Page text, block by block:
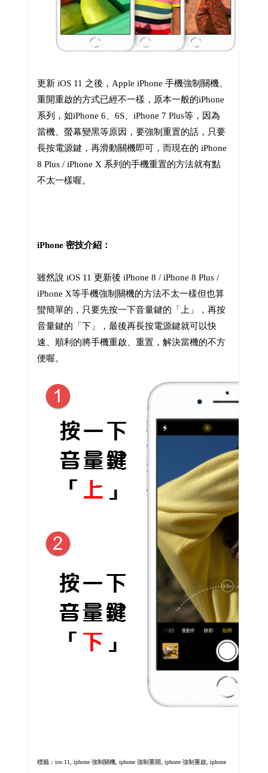
更新 iOS 11 之後，Apple iPhone 手機強制關機、
重開重啟的方式已經不一樣，原本一般的iPhone
系列，如iPhone 6、6S、iPhone 7 Plus等，因為
當機、螢幕變黑等原因，要強制重置的話，只要
長按電源鍵，再滑動關機即可，而現在的 iPhone
8 Plus / iPhone X 系列的手機重置的方法就有點
不太一樣喔。
iPhone 密技介紹：
雖然說 iOS 11 更新後 iPhone 8 / iPhone 8 Plus /
iPhone X等手機強制關機的方法不太一樣但也算
蠻簡單的，只要先按一下音量鍵的「上」，再按
音量鍵的「下」，最後再長按電源鍵就可以快
速、順利的將手機重啟、重置，解決當機的不方
便喔。
標籤： ios 11, iphone 強制關機, iphone 強制重開, iphone 強制重啟, iphone